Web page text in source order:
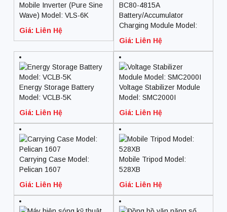
Mobile Inverter (Pure Sine
Wave) Model: VLS-6K
Giá: Liên Hệ
Battery/Accumulator
Charging Module Model:
Giá: Liên Hệ
Energy Storage Battery
Model: VCLB-5K
Giá: Liên Hệ
Voltage Stabilizer Module
Model: SMC2000I
Giá: Liên Hệ
Carrying Case Model:
Pelican 1607
Giá: Liên Hệ
Mobile Tripod Model:
528XB
Giá: Liên Hệ